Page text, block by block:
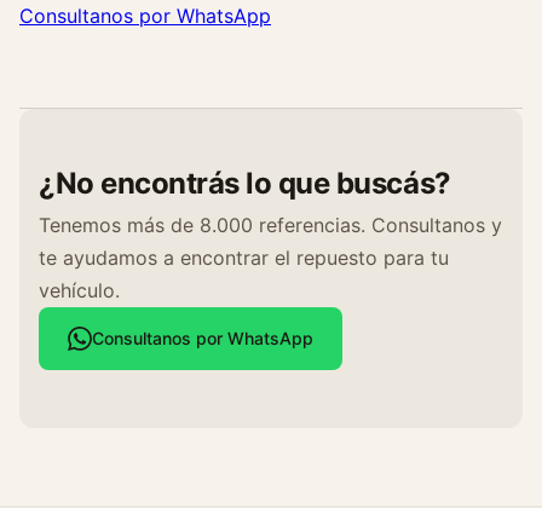
Consultanos por WhatsApp
¿No encontrás lo que buscás?
Tenemos más de 8.000 referencias. Consultanos y
te ayudamos a encontrar el repuesto para tu
vehículo.
Consultanos por WhatsApp